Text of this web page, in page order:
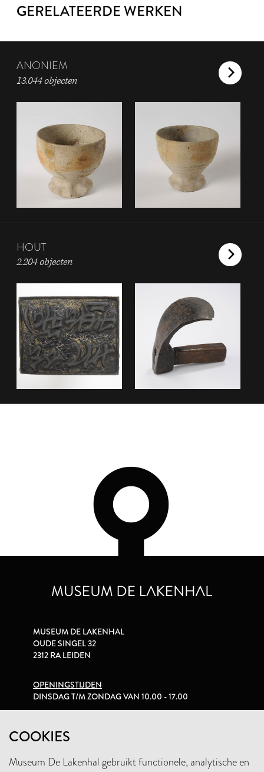
GERELATEERDE WERKEN
ANONIEM
13.044 objecten
HOUT
2.204 objecten
COOKIES
Museum De Lakenhal gebruikt functionele, analytische en
MUSEUM DE LAKENHAL
OUDE SINGEL 32
2312 RA LEIDEN
OPENINGSTIJDEN
DINSDAG T/M ZONDAG VAN 10.00 - 17.00
+31 (0)71 5165360